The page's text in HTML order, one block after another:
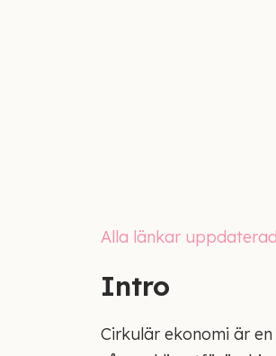
Alla länkar
Intro
Cirkulär ekonomi är